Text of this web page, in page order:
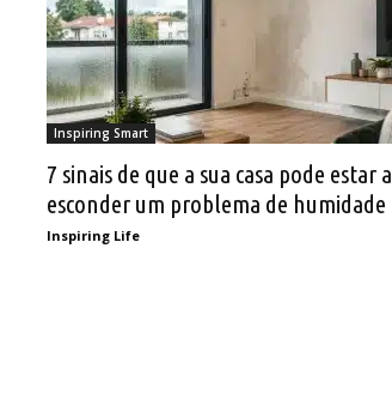
Inspiring Smart
7 sinais de que a sua casa pode estar a
esconder um problema de humidade
Inspiring Life